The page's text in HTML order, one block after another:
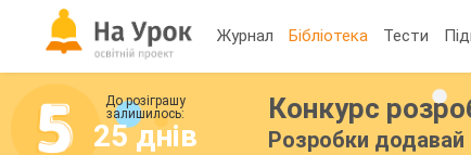
Журнал Бібліотека Тести
До розіграшу
залишилось:
25 днів
Конкурс
Розробки додавай